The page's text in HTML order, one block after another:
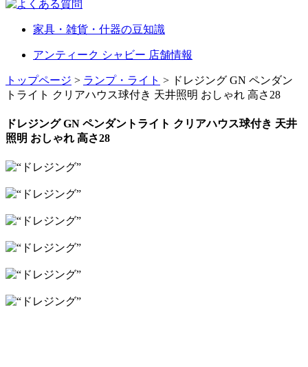
家具・雑貨・什器の豆知識
アンティーク シャビー 店舗情報
トップページ > ランプ・ライト > ドレジング GN ペンダン
トライト クリアハウス球付き 天井照明 おしゃれ 高さ28
ドレジング GN ペンダントライト クリアハウス球付き 天井
照明 おしゃれ 高さ28